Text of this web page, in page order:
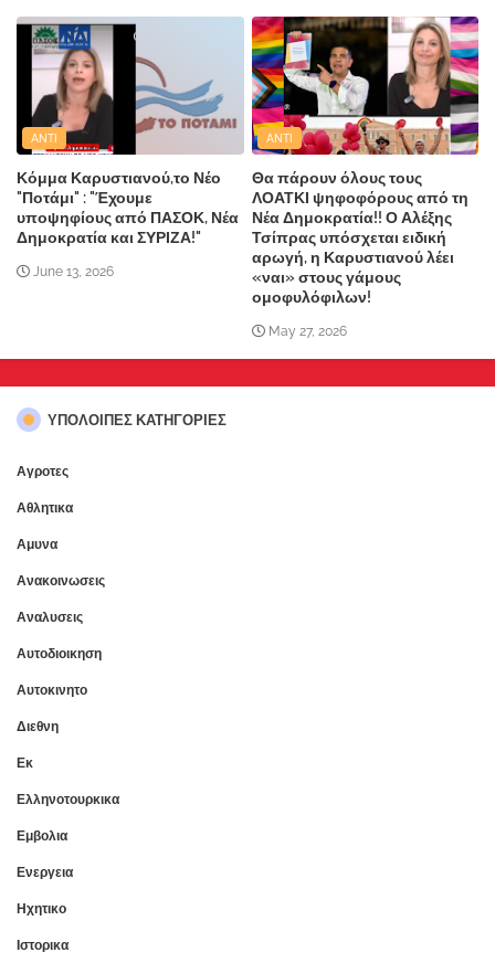
ANTI
Κόμμα Καρυστιανού,το Νέο
"Ποτάμι" : "Έχουμε
υποψηφίους από ΠΑΣΟΚ, Νέα
Δημοκρατία και ΣΥΡΙΖΑ!"
June 13, 2026
ANTI
Θα πάρουν όλους τους
ΛΟΑΤΚΙ ψηφοφόρους από τη
Νέα Δημοκρατία!! Ο Αλέξης
Τσίπρας υπόσχεται ειδική
αρωγή, η Καρυστιανού λέει
«ναι» στους γάμους
ομοφυλόφιλων!
May 27, 2026
ΥΠΌΛΟΙΠΕΣ ΚΑΤΗΓΟΡΊΕΣ
Αγροτες
Αθλητικα
Αμυνα
Ανακοινωσεις
Αναλυσεις
Αυτοδιοικηση
Αυτοκινητο
Διεθνη
Εκ
Ελληνοτουρκικα
Εμβολια
Ενεργεια
Ηχητικο
Ιστορικα